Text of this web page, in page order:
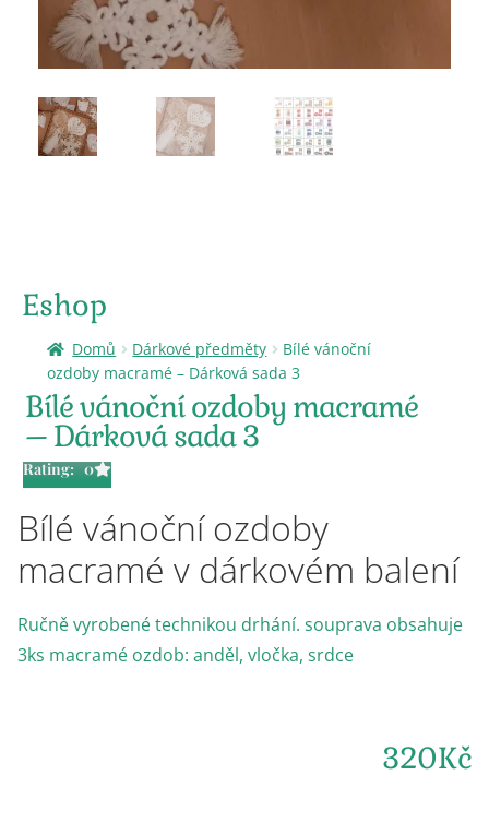
Eshop
Domů Dárkové předměty
Bílé vánoční
ozdoby macramé – Dárková sada 3
Bílé vánoční ozdoby macramé
– Dárková sada 3
Rating: 0
Bílé vánoční ozdoby
macramé v dárkovém balení
Ručně vyrobené technikou drhání. souprava obsahuje
3ks macramé ozdob: anděl, vločka, srdce
320Kč